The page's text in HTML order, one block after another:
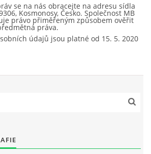
se na nás obracejte na adresu sídla
Kosmonosy, Česko. Společnost MB
právo přiměřeným způsobem ověřit
práva.
údajů jsou platné od 15. 5. 2020